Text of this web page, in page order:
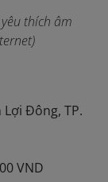
thích âm
Đông, TP.
VND